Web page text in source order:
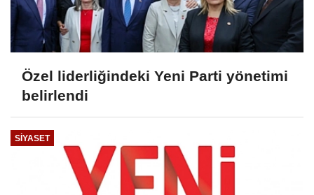
Özel liderliğindeki Yeni Parti yönetimi
belirlendi
SIYASET